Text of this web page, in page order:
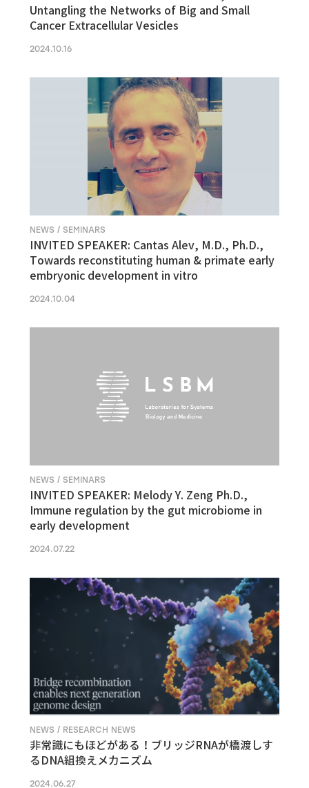
Untangling the Networks of Big and Small
Cancer Extracellular Vesicles
2024.10.16
NEWS / SEMINARS
INVITED SPEAKER: Cantas Alev, M.D., Ph.D.,
Towards reconstituting human & primate early
embryonic development in vitro
2024.10.04
NEWS / SEMINARS
INVITED SPEAKER: Melody Y. Zeng Ph.D.,
Immune regulation by the gut microbiome in
early development
2024.07.22
NEWS / RESEARCH NEWS
非常識にもほどがある！ブリッジRNAが橋渡しす
るDNA組換えメカニズム
2024.06.27